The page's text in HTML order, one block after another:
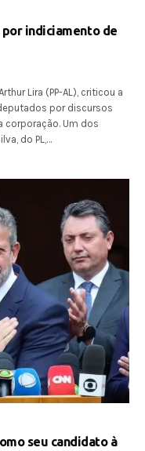
indiciamento de
Lira (PP-AL), criticou a
por discursos
corporação. Um dos
do PL,…
seu candidato à